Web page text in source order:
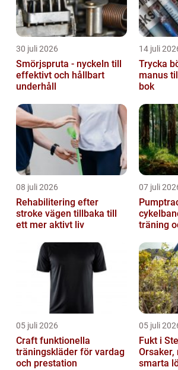
30 juli 2026
Smörjspruta - nyckeln till
effektivt och hållbart
underhåll
14 juli
Trycka
manus
bok
08 juli 2026
Rehabilitering efter
stroke vägen tillbaka till
ett mer aktivt liv
07 juli
Pumptracks
träning
05 juli 2026
Craft funktionella
träningskläder för vardag
och prestation
05 juli
Fukt i
Orsaker,
smarta